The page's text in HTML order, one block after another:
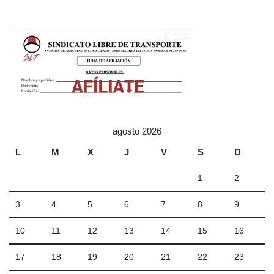
agosto 2026
L
M X J V S D
1 2
3 4 5 6 7 8 9
10 11 12 13 14 15 16
17 18 19 20 21 22 23